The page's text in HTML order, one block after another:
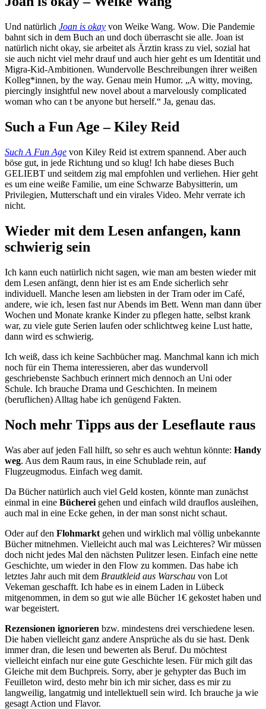
Und natürlich Joan is okay von Weike Wang. Wow. Die Pandemie
bahnt sich in dem Buch an und doch überrascht sie alle. Joan ist
natürlich nicht okay, sie arbeitet als Ärztin krass zu viel, sozial hat
sie auch nicht viel mehr drauf und auch hier geht es um Identität und
Migra-Kid-Ambitionen. Wundervolle Beschreibungen ihrer weißen
Kolleg*innen, by the way. Genau mein Humor. „A witty, moving,
piercingly insightful new novel about a marvelously complicated
woman who can t be anyone but herself.“ Ja, genau das.
Such a Fun Age – Kiley Reid
Such A Fun Age von Kiley Reid ist extrem spannend. Aber auch
böse gut, in jede Richtung und so klug! Ich habe dieses Buch
GELIEBT und seitdem zig mal empfohlen und verliehen. Hier geht
es um eine weiße Familie, um eine Schwarze Babysitterin, um
Privilegien, Mutterschaft und ein virales Video. Mehr verrate ich
nicht.
Wieder mit dem Lesen anfangen, kann
schwierig sein
Ich kann euch natürlich nicht sagen, wie man am besten wieder mit
dem Lesen anfängt, denn hier ist es am Ende sicherlich sehr
individuell. Manche lesen am liebsten in der Tram oder im Café,
andere, wie ich, lesen fast nur Abends im Bett. Wenn man dann über
Wochen und Monate kranke Kinder zu pflegen hatte, selbst krank
war, zu viele gute Serien laufen oder schlichtweg keine Lust hatte,
dann wird es schwierig.
Ich weiß, dass ich keine Sachbücher mag. Manchmal kann ich mich
noch für ein Thema interessieren, aber das wundervoll
geschriebenste Sachbuch erinnert mich dennoch an Uni oder
Schule. Ich brauche Drama und Geschichten. In meinem
(beruflichen) Alltag habe ich genügend Fakten.
Noch mehr Tipps aus der Leseflaute raus
Was aber auf jeden Fall hilft, so sehr es auch wehtun könnte: Handy
weg. Aus dem Raum raus, in eine Schublade rein, auf
Flugzeugmodus. Einfach weg damit.
Da Bücher natürlich auch viel Geld kosten, könnte man zunächst
einmal in eine Bücherei gehen und einfach wild drauflos ausleihen,
auch mal in eine Ecke gehen, in der man sonst nicht schaut.
Oder auf den Flohmarkt gehen und wirklich mal völlig unbekannte
Bücher mitnehmen. Vielleicht auch mal was Leichteres? Wir müssen
doch nicht jedes Mal den nächsten Pulitzer lesen. Einfach eine nette
Geschichte, um wieder in den Flow zu kommen. Das habe ich
letztes Jahr auch mit dem Brautkleid aus Warschau von Lot
Vekeman geschafft. Ich habe es in einem Laden in Lübeck
mitgenommen, in dem so gut wie alle Bücher 1€ gekostet haben und
war begeistert.
Rezensionen ignorieren bzw. mindestens drei verschiedene lesen.
Die haben vielleicht ganz andere Ansprüche als du sie hast. Denk
immer dran, die lesen und bewerten als Beruf. Du möchtest
vielleicht einfach nur eine gute Geschichte lesen. Für mich gilt das
Gleiche mit dem Buchpreis. Sorry, aber je gehypter das Buch im
Feuilleton wird, desto mehr bin ich mir sicher, dass es mir zu
langweilig, langatmig und intellektuell sein wird. Ich brauche ja wie
gesagt Action und Flavor.